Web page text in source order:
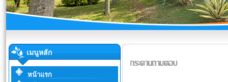
เมนูหลัก
หน้าแรก